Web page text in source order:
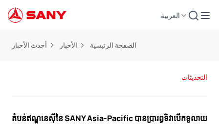
العربية
الصفحة الرئيسية الأخبار أحدث الأخبار
التحديثات
តំបន់ឥណ្ឌូនេស៊ីនៃ SANY Asia-Pacific បានប្រារព្ធទិវាបើកទូលាយ